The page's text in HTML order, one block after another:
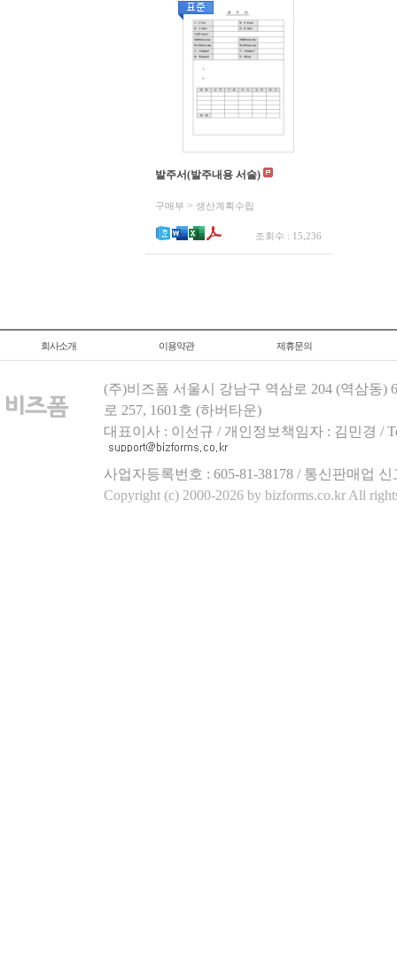
발주서(발주내용 서술)
구매부 > 생산계획수립
조회수 : 15,236
회사소개 이용약관 제휴문의
(주)비즈폼 서울시 강남구 역삼로 204 (역삼동)
로 257, 1601호 (하버타운)
대표이사 : 이선규 / 개인정보책임자 : 김민경 /
사업자등록번호 : 605-81-38178 / 통신판매업
Copyright (c) 2000-2026 by bizforms.co.kr All